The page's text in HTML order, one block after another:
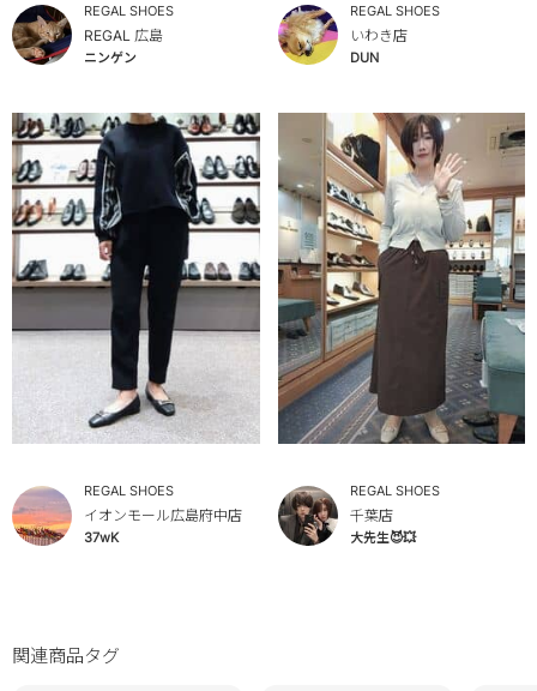
REGAL SHOES
REGAL 広島
ニンゲン
REGAL SHOES
いわき店
DUN
REGAL SHOES
イオンモール広島府中店
37wK
REGAL SHOES
千葉店
大先生😈💥
関連商品タグ